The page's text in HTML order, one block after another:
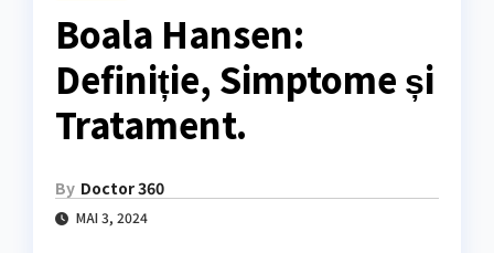
Boala Hansen:
Definiție, Simptome și
Tratament.
By Doctor 360
MAI 3, 2024